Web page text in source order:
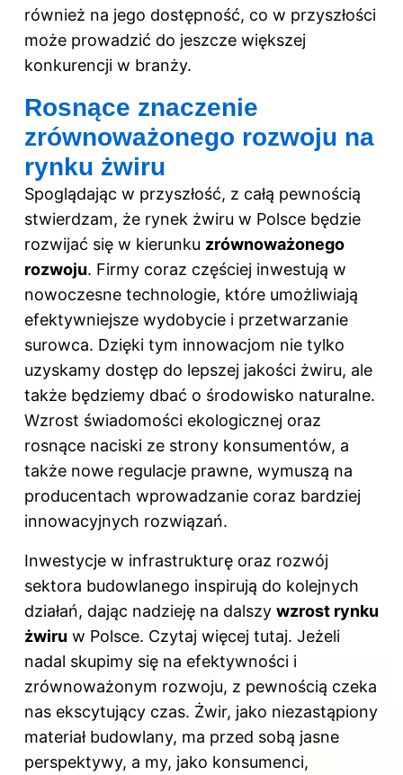
również na jego dostępność, co w przyszłości
może prowadzić do jeszcze większej
konkurencji w branży.
Rosnące znaczenie
zrównoważonego rozwoju na
rynku żwiru
Spoglądając w przyszłość, z całą pewnością
stwierdzam, że rynek żwiru w Polsce będzie
rozwijać się w kierunku zrównoważonego
rozwoju. Firmy coraz częściej inwestują w
nowoczesne technologie, które umożliwiają
efektywniejsze wydobycie i przetwarzanie
surowca. Dzięki tym innowacjom nie tylko
uzyskamy dostęp do lepszej jakości żwiru, ale
także będziemy dbać o środowisko naturalne.
Wzrost świadomości ekologicznej oraz
rosnące naciski ze strony konsumentów, a
także nowe regulacje prawne, wymuszą na
producentach wprowadzanie coraz bardziej
innowacyjnych rozwiązań.
Inwestycje w infrastrukturę oraz rozwój
sektora budowlanego inspirują do kolejnych
działań, dając nadzieję na dalszy wzrost rynku
żwiru w Polsce. Czytaj więcej tutaj. Jeżeli
nadal skupimy się na efektywności i
zrównoważonym rozwoju, z pewnością czeka
nas ekscytujący czas. Żwir, jako niezastąpiony
materiał budowlany, ma przed sobą jasne
perspektywy, a my, jako konsumenci,